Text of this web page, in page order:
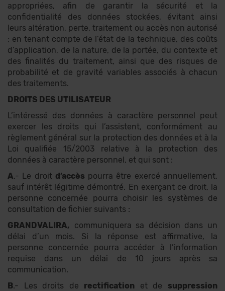
appropriées, afin de garantir la sécurité et la
confidentialité des données stockées, évitant ainsi
leurs altération, perte, traitement ou accès non autorisé
; en tenant compte de l’état de la technique, des coûts
d’application, de la nature, de la portée, du contexte et
des finalités du traitement, ainsi que des risques de
probabilité et de gravité variables associés à chacun
des traitements.
DROITS DES UTILISATEUR
L’intéressé des données à caractère personnel peut
exercer les droits qui l’assistent, conformément au
règlement général sur la protection des données et à la
Loi qualifiée 15/2003 relative à la protection des
données à caractère personnel, et qui sont :
A.- Le droit d’accès pourra être exercé annuellement,
sauf intérêt légitime démontré. En exerçant ce droit, la
personne concernée pourra choisir les systèmes de
consultation de fichier suivants :
GRANDVALIRA, communiquera sa décision dans un
délai d’un mois. Si la réponse est affirmative, la
personne concernée pourra accéder à l’information
requise dans un délai de 10 jours après sa
communication.
B.- Les droits de rectification et de suppression